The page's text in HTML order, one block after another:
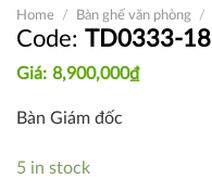
Home / Bàn ghế văn phòng /
TD0333-18
8,900,000₫
Bàn Giám đốc
5 in stock